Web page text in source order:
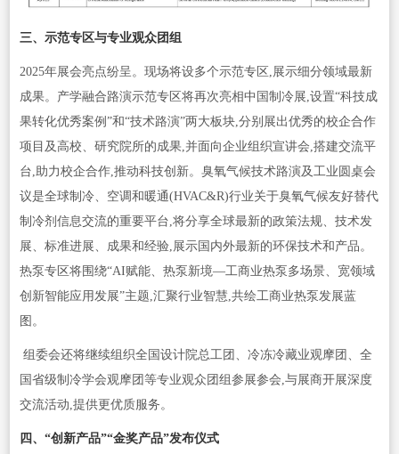
三、示范专区与专业观众团组
2025年展会亮点纷呈。现场将设多个示范专区,展示细分领域最新
成果。产学融合路演示范专区将再次亮相中国制冷展,设置“科技成
果转化优秀案例”和“技术路演”两大板块,分别展出优秀的校企合作
项目及高校、研究院所的成果,并面向企业组织宣讲会,搭建交流平
台,助力校企合作,推动科技创新。臭氧气候技术路演及工业圆桌会
议是全球制冷、空调和暖通(HVAC&R)行业关于臭氧气候友好替代
制冷剂信息交流的重要平台,将分享全球最新的政策法规、技术发
展、标准进展、成果和经验,展示国内外最新的环保技术和产品。
热泵专区将围绕“AI赋能、热泵新境—工商业热泵多场景、宽领域
创新智能应用发展”主题,汇聚行业智慧,共绘工商业热泵发展蓝
图。
组委会还将继续组织全国设计院总工团、冷冻冷藏业观摩团、全
国省级制冷学会观摩团等专业观众团组参展参会,与展商开展深度
交流活动,提供更优质服务。
四、“创新产品”“金奖产品”发布仪式